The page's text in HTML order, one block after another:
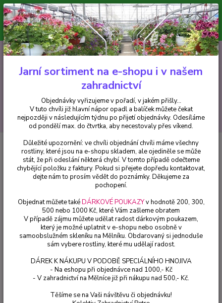
Minimální hodnota pro odeslání z e-shopu je 300 Kč.
V tuto chvíli již hlavní nápor objednávek opadl a balíček můžete čekat
nejpozději v následujícím týdnu po přijetí objednávky. Objednávky
vyřizujeme v pořadí, v jakém přišly...
CZK
Hledat
+420 602 223 614 0ks
za0 Kč
Fuchsie Golden Felli Fey Fuchsie - 1 ks
Golden Felli Fey Fuchsie - 1 ks
Jarní sortiment na e-shopu i v našem
zahradnictví
Objednávky vyřizujeme v pořadí, v jakém přišly...
V tuto chvíli již hlavní nápor opadl a balíček můžete čekat
nejpozději v následujícím týdnu po přijetí objednávky. Odesíláme
od pondělí max. do čtvrtka, aby necestovaly přes víkend.
Důležité upozornění: ve chvíli objednání chvíli máme všechny
rostliny, které jsou na e-shopu skladem, ale ojediněle se může
stát, že při odeslání některá chybí. V tomto případě odečteme
chybějící položku z faktury. Pokud si přejete dopředu kontaktovat,
dejte nám to prosím vědět do poznámky. Děkujeme za
pochopení.
Objednat můžete takéDÁRKOVÉ POUKAZYv hodnotě 200, 300,
500 nebo 1000 Kč, které Vám zašleme obratem
V případě zájmu můžete udělat radost dárkovým poukazem,
který je možné uplatnit v e-shopu nebo osobně v
samoobslužném skleníku na Mělníku. Obdarovaný si jednoduše
sám vybere rostliny, které mu udělají radost.
DÁREK K NÁKUPU V PODOBĚ SPECIÁLNÍHO HNOJIVA
- Na eshopu při objednávce nad 1000,- Kč
- V zahradnictví na Mělníce již při nákupu nad 500,- Kč.
Těšíme se na Vaši návštěvu či objednávku!